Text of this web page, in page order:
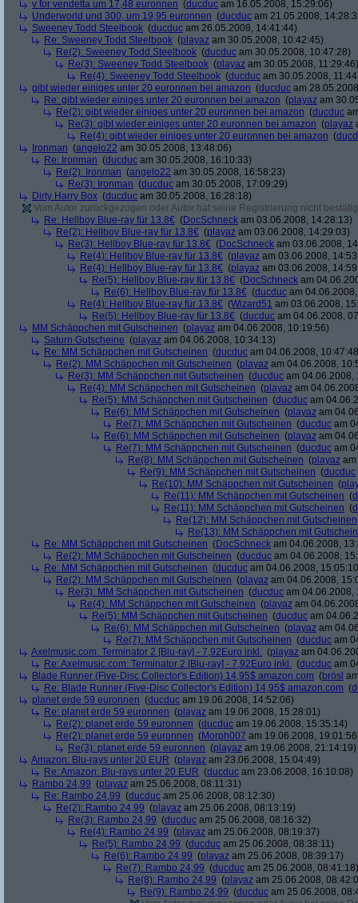
v for vendetta um 17,48 euronnen (ducduc am 16.05.2008, 15:29:06)
Underworld und 300, um 19,95 euronnen (ducduc am 21.05.2008,
Sweeney Todd Steelbook (ducduc am 26.05.2008, 14:41:44)
Re: Sweeney Todd Steelbook (playaz am 30.05.2008, 10:42:45)
Re(2): Sweeney Todd Steelbook (ducduc am 30.05.2008, 10:47:28)
Re(3): Sweeney Todd Steelbook (playaz am 30.05.2008, 11:29:46)
Re(4): Sweeney Todd Steelbook (ducduc am 30.05.2008,
gibt wieder einiges unter 20 euronnen bei amazon (ducduc am
Re: gibt wieder einiges unter 20 euronnen bei amazon (playaz am
Re(2): gibt wieder einiges unter 20 euronnen bei amazon (ducduc
Re(3): gibt wieder einiges unter 20 euronnen bei amazon (playaz
Re(4): gibt wieder einiges unter 20 euronnen bei amazon (
Ironman (angelo22 am 30.05.2008, 13:48:06)
Re: Ironman (ducduc am 30.05.2008, 16:10:33)
Re(2): Ironman (angelo22 am 30.05.2008, 16:58:23)
Re(3): Ironman (ducduc am 30.05.2008, 17:09:29)
Dirty Harry Box (ducduc am 30.05.2008, 16:28:18)
Vom Autor zurückgezogen oder Autor hat seine Registrierung nicht
Re: Hellboy Blue-ray für 13.8€ (DocSchneck am 03.06.2008, 14:28:13)
Re(2): Hellboy Blue-ray für 13.8€ (playaz am 03.06.2008, 14:29:03)
Re(3): Hellboy Blue-ray für 13.8€ (DocSchneck am 03.06.2008,
Re(4): Hellboy Blue-ray für 13.8€ (playaz am 03.06.2008,
Re(4): Hellboy Blue-ray für 13.8€ (playaz am 03.06.2008,
Re(5): Hellboy Blue-ray für 13.8€ (DocSchneck am
Re(6): Hellboy Blue-ray für 13.8€ (ducduc am
Re(4): Hellboy Blue-ray für 13.8€ (Wizard51 am 03.06.2008,
Re(5): Hellboy Blue-ray für 13.8€ (ducduc am 04.06.2008,
MM Schäppchen mit Gutscheinen (playaz am 04.06.2008, 10:19:56)
Saturn Gutscheine (playaz am 04.06.2008, 10:34:13)
Re: MM Schäppchen mit Gutscheinen (ducduc am 04.06.2008,
Re(2): MM Schäppchen mit Gutscheinen (playaz am 04.06.2008,
Re(3): MM Schäppchen mit Gutscheinen (ducduc am 04.06.2008,
Re(4): MM Schäppchen mit Gutscheinen (playaz am
Re(5): MM Schäppchen mit Gutscheinen (ducduc am
Re(6): MM Schäppchen mit Gutscheinen (playaz am
Re(7): MM Schäppchen mit Gutscheinen (ducduc am
Re(6): MM Schäppchen mit Gutscheinen (playaz am
Re(7): MM Schäppchen mit Gutscheinen (ducduc am
Re(8): MM Schäppchen mit Gutscheinen (playaz
Re(9): MM Schäppchen mit Gutscheinen (ducduc
Re(10): MM Schäppchen mit Gutscheinen (
Re(11): MM Schäppchen mit Gutscheinen (
Re(11): MM Schäppchen mit Gutscheinen (
Re(12): MM Schäppchen mit Gutscheinen
Re(13): MM Schäppchen mit
Re: MM Schäppchen mit Gutscheinen (DocSchneck am 04.06.2008,
Re(2): MM Schäppchen mit Gutscheinen (ducduc am 04.06.2008,
Re: MM Schäppchen mit Gutscheinen (ducduc am 04.06.2008,
Re(2): MM Schäppchen mit Gutscheinen (playaz am 04.06.2008,
Re(3): MM Schäppchen mit Gutscheinen (ducduc am 04.06.2008,
Re(4): MM Schäppchen mit Gutscheinen (playaz am
Re(5): MM Schäppchen mit Gutscheinen (ducduc am
Re(6): MM Schäppchen mit Gutscheinen (playaz am
Re(7): MM Schäppchen mit Gutscheinen (ducduc am
Axelmusic.com: Terminator 2 [Blu-ray] - 7,92Euro inkl. (playaz am
Re: Axelmusic.com: Terminator 2 [Blu-ray] - 7,92Euro inkl. (ducduc am
Blade Runner (Five-Disc Collector's Edition) 14,95$ amazon.com (brösl
Re: Blade Runner (Five-Disc Collector's Edition) 14,95$ amazon.com (
planet erde 59 euronnen (ducduc am 19.06.2008, 14:52:06)
Re: planet erde 59 euronnen (playaz am 19.06.2008, 15:28:01)
Re(2): planet erde 59 euronnen (ducduc am 19.06.2008, 15:35:14)
Re(2): planet erde 59 euronnen (Morph007 am 19.06.2008,
Re(3): planet erde 59 euronnen (playaz am 19.06.2008, 21:14:19)
Amazon: Blu-rays unter 20 EUR (playaz am 23.06.2008, 15:04:49)
Re: Amazon: Blu-rays unter 20 EUR (ducduc am 23.06.2008, 16:10:08)
Rambo 24,99 (playaz am 25.06.2008, 08:11:31)
Re: Rambo 24,99 (ducduc am 25.06.2008, 08:12:30)
Re(2): Rambo 24,99 (playaz am 25.06.2008, 08:13:19)
Re(3): Rambo 24,99 (ducduc am 25.06.2008, 08:16:32)
Re(4): Rambo 24,99 (playaz am 25.06.2008, 08:19:37)
Re(5): Rambo 24,99 (ducduc am 25.06.2008, 08:38:11)
Re(6): Rambo 24,99 (playaz am 25.06.2008, 08:39:17)
Re(7): Rambo 24,99 (ducduc am 25.06.2008, 08:41:18)
Re(8): Rambo 24,99 (playaz am 25.06.2008,
Re(9): Rambo 24,99 (ducduc am 25.06.2008,